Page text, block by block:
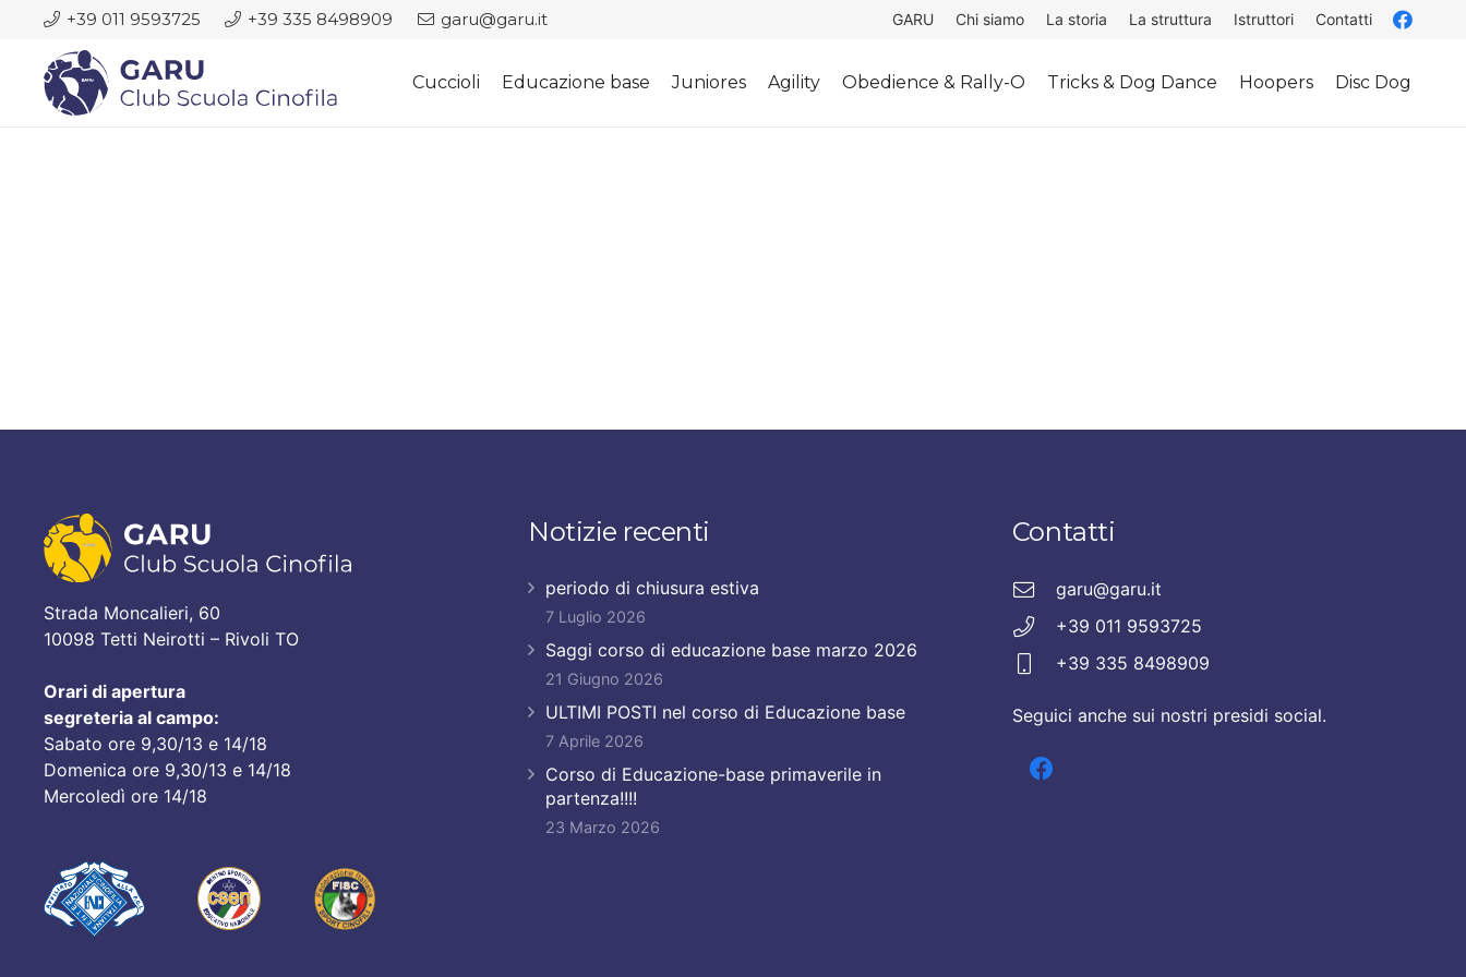
+39 011 9593725 +39 335 8498909 garu@garu.it GARU Chi siamo La storia La struttura Istruttori Contatti
Cuccioli Educazione base Juniores Agility Obedience & Rally-O Tricks & Dog Dance Hoopers Disc Dog
Strada Moncalieri, 60
10098 Tetti Neirotti – Rivoli TO
Orari di apertura
segreteria al campo:
Sabato ore 9,30/13 e 14/18
Domenica ore 9,30/13 e 14/18
Mercoledì ore 14/18
Notizie recenti
periodo di chiusura estiva
7 Luglio 2026
Saggi corso di educazione base marzo 2026
21 Giugno 2026
ULTIMI POSTI nel corso di Educazione base
7 Aprile 2026
Corso di Educazione-base primaverile in
partenza!!!!
23 Marzo 2026
Contatti
garu@garu.it
+39 011 9593725
+39 335 8498909
Seguici anche sui nostri presidi social.